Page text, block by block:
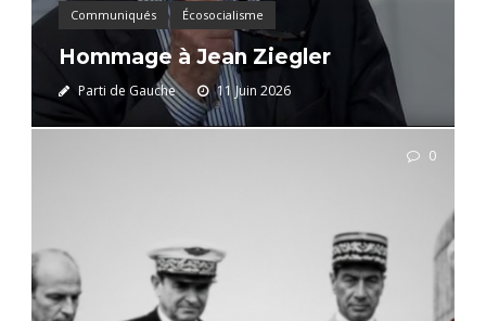
Communiqués Écosocialisme
Hommage à Jean Ziegler
Parti de Gauche 11 Juin 2026
0